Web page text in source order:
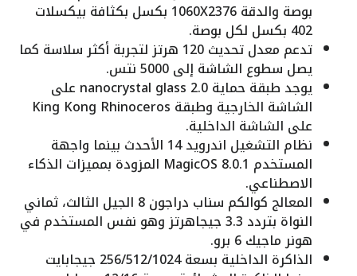
بوصة والدقة 1060X2376 بكسل بكثافة بيكسلات
402 بكسل لكل بوصة.
تدعم معدل تحديث 120 هرتز لتجربة أكثر سلاسة كما
يصل سطوع الشاشة إلى 5000 نتس.
يوجد طبقة حماية nanocrystal glass 2.0 على
الشاشة الخارجية وطبقة King Kong Rhinoceros
على الشاشة الداخلية.
نظام التشغيل اندرويد 14 الأحدث بينما واجهة
المستخدم MagicOS 8.0.1 المزودة بمميزات الذكاء
الاصطناعي.
المعالج كوالكم سناب دراجون 8 الجيل الثالث، ثماني
النواة بتردد 3.3 جيجاهرتز وهو نفس المستخدم في
هونر ماجيك 6 برو.
الذاكرة الداخلية بسعة 256/512/1024 جيجابايت